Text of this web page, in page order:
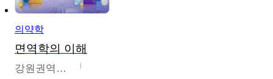
의약학
면역학의 이해
강원권역센터